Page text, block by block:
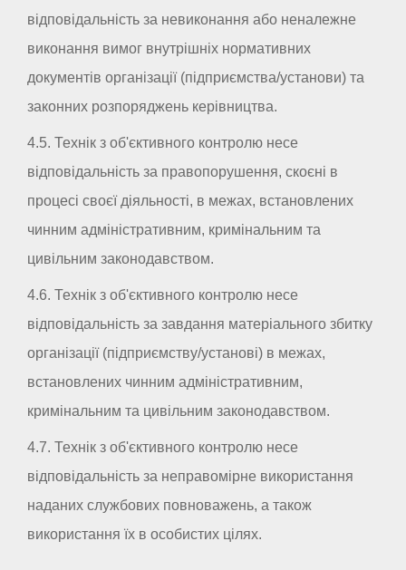
відповідальність за невиконання або неналежне
виконання вимог внутрішніх нормативних
документів організації (підприємства/установи) та
законних розпоряджень керівництва.
4.5. Технік з об'єктивного контролю несе
відповідальність за правопорушення, скоєні в
процесі своєї діяльності, в межах, встановлених
чинним адміністративним, кримінальним та
цивільним законодавством.
4.6. Технік з об'єктивного контролю несе
відповідальність за завдання матеріального збитку
організації (підприємству/установі) в межах,
встановлених чинним адміністративним,
кримінальним та цивільним законодавством.
4.7. Технік з об'єктивного контролю несе
відповідальність за неправомірне використання
наданих службових повноважень, а також
використання їх в особистих цілях.